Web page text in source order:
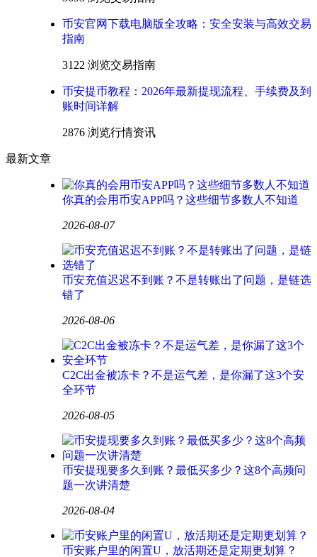
币安官网下载电脑版全攻略：安全安装与高效交易
指南
3122 浏览交易指南
币安提币教程：2026年最新提现流程、手续费及到
账时间详解
2876 浏览行情资讯
最新文章
你真的会用币安APP吗？这些细节多数人不知道
2026-08-07
币安充值迟迟不到账？不是转账出了问题，是链选
错了
2026-08-06
C2C出金被冻卡？不是运气差，是你漏了这3个安
全环节
2026-08-05
币安提现要多久到账？最低买多少？这8个高频问
题一次讲清楚
2026-08-04
币安账户里的闲置U，放活期还是定期更划算？